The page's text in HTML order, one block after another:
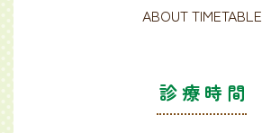
ABOUT TIMETABLE
診療時間